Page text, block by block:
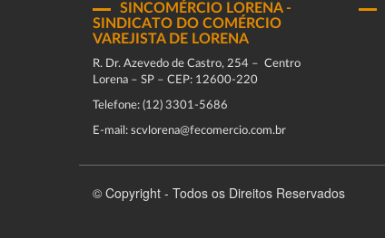
SINCOMÉRCIO LORENA -
SINDICATO DO COMÉRCIO
VAREJISTA DE LORENA
R. Dr. Azevedo de Castro, 254 – Centro
Lorena – SP – CEP: 12600-220
Telefone: (12) 3301-5686
E-mail: scvlorena@fecomercio.com.br
© Copyright - Todos os Direitos Reservados